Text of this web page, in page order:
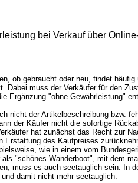
bei Verkauf über
ob gebraucht oder neu, findet
Dabei muss der Verkäufer für den
Ergänzung "ohne Gewährleistung"
nicht der Artikelbeschreibung bzw.
der Käufer nicht die sofortige
hat zunächst das Recht zur
Erstattung des Kaufpreises
wie in einem vom
"schönes Wanderboot", mit dem
muss es auch seetauglich sein. In
damit nicht mehr seetauglich.